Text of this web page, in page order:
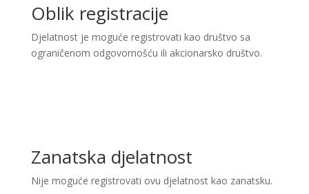
Oblik registracije
Djelatnost je moguće registrovati kao društvo sa
ograničenom odgovornošću ili akcionarsko društvo.
Zanatska djelatnost
Nije moguće registrovati ovu djelatnost kao zanatsku.